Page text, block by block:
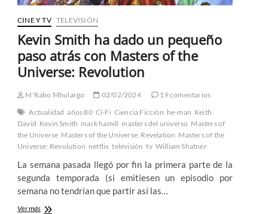
CINE Y TV TELEVISIÓN
Kevin Smith ha dado un pequeño
paso atrás con Masters of the
Universe: Revolution
M'Rabo Mhulargo 02/02/2024
19 comentarios
Actualidad años 80 Ci-Fi Ciencia Ficción he-man Keith
David Kevin Smith mark hamill masters del universo Masters of
the Universe Masters of the Universe: Revelation Masters of the
Universe: Revolution netflix televisión tv William Shatner
La semana pasada llegó por fin la primera parte de la
segunda temporada (si emitiesen un episodio por
semana no tendrían que partir así las…
Ver másKevin